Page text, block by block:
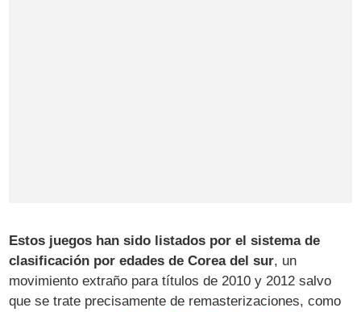
Estos juegos han sido listados por el sistema de
clasificación por edades de Corea del sur, un
movimiento extraño para títulos de 2010 y 2012 salvo
que se trate precisamente de remasterizaciones, como